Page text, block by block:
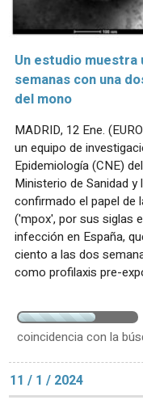
Un estudio muestra
semanas con una
del mono
MADRID, 12 Ene.
un equipo de
Epidemiología (CNE)
Ministerio de Sanidad
confirmado el papel de
('mpox', por sus siglas
infección en España,
ciento a las dos
como profilaxis pre-
coincidencia con la
11 / 1 / 2024